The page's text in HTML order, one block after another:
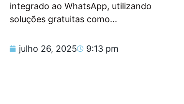
integrado ao WhatsApp, utilizando
soluções gratuitas como...
julho 26, 2025 9:13 pm